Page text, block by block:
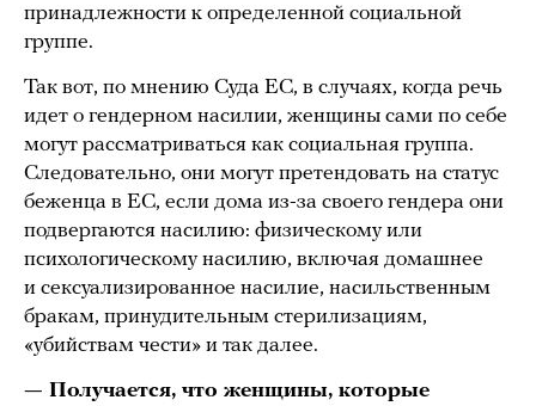
принадлежности ĸ определенной социальной
группе.
Так вот, по мнению Суда ЕС, в случаях, когда речь
идет о гендерном насилии, женщины сами по себе
могут рассматриваться как социальная группа.
Следовательно, они могут претендовать на статус
беженца в ЕС, если дома из-за своего гендера они
подвергаются насилию: физическому или
психологическому насилию, включая домашнее
и сексуализированное насилие, насильственным
бракам, принудительным стерилизациям,
«убийствам чести» и так далее.
— Получается, что женщины, ĸоторые